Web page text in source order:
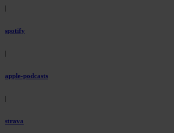
|
spotify
|
apple-podcasts
|
strava